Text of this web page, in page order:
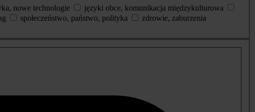
nowe technologie
języki obce, komunikacja międzykulturowa
społeczeństwo, państwo, polityka
zdrowie, zaburzenia